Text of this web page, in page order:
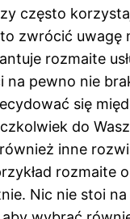
często
zwrócić uwagę
rozmaite
na pewno nie
się
do
inne
rozmaite
Nic nie stoi na